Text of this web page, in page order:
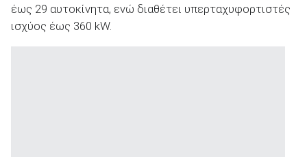
έως 29 αυτοκίνητα, ενώ διαθέτει υπερταχυφορτιστές
ισχύος έως 360 kW.